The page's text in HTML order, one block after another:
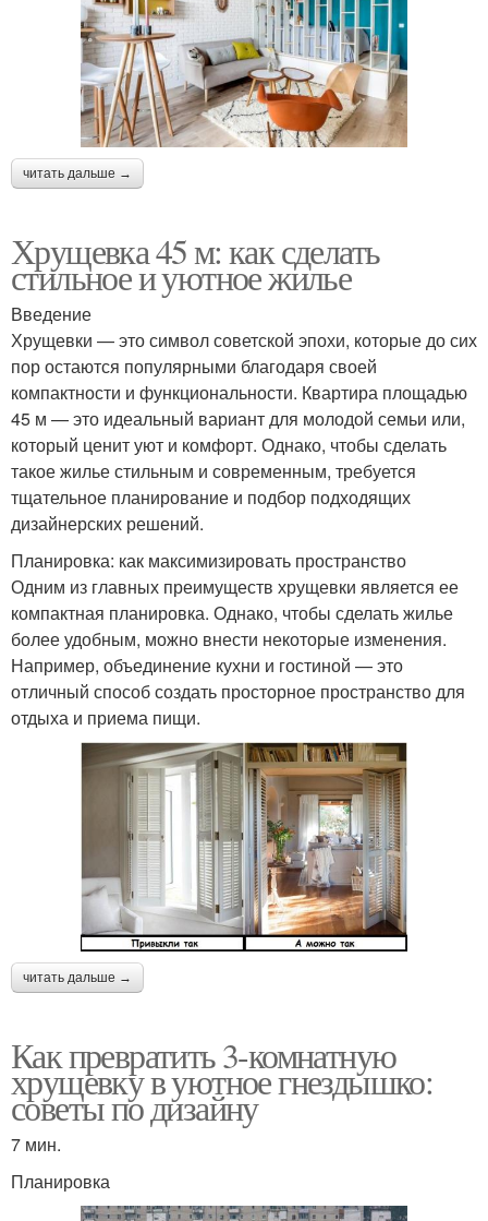
читать дальше →
Хрущевка 45 м: как сделать
стильное и уютное жилье
Введение
Хрущевки — это символ советской эпохи, которые до сих
пор остаются популярными благодаря своей
компактности и функциональности. Квартира площадью
45 м — это идеальный вариант для молодой семьи или,
который ценит уют и комфорт. Однако, чтобы сделать
такое жилье стильным и современным, требуется
тщательное планирование и подбор подходящих
дизайнерских решений.
Планировка: как максимизировать пространство
Одним из главных преимуществ хрущевки является ее
компактная планировка. Однако, чтобы сделать жилье
более удобным, можно внести некоторые изменения.
Например, объединение кухни и гостиной — это
отличный способ создать просторное пространство для
отдыха и приема пищи.
читать дальше →
Как превратить 3-комнатную
хрущевку в уютное гнездышко:
советы по дизайну
7 мин.
Планировка